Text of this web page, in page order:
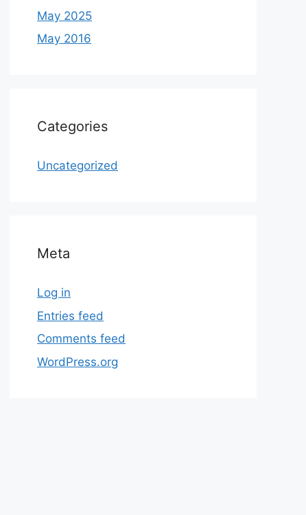
May 2025
May 2016
Categories
Uncategorized
Meta
Log in
Entries feed
Comments feed
WordPress.org